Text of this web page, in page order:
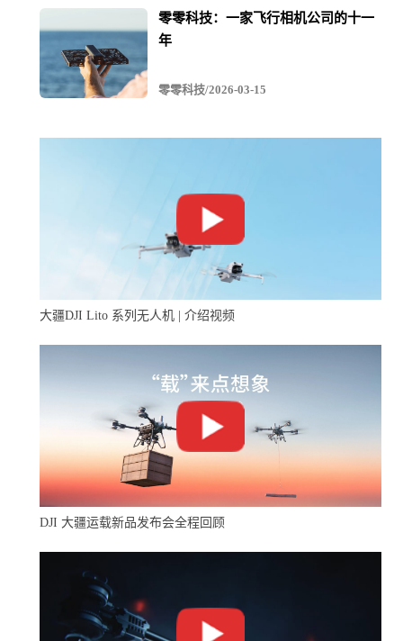
7. **可升级性**
可升级性在最大化投资回报方面起着关键作用。这包括提
我们在评估无人机制造商时，考虑了其产品的多功能性和
适应性。无人机设计必须能够无缝导航不同环境并适应不
要求定制无人机。
知名无人机公司提供用户友好的平台，用于无人机的平稳
控制和管理。软件设计简单易用，使飞行员能够轻松控制
无人机并收集有价值的数据。移动应用程序还允许客户从
远程位置监控无人机。
顶级无人机制造商生产模块化无人机，使操作员能够轻松
更换零件和添加配件。这使得升级无人机或为特定任务定
制无人机变得更加容易。
零零科技：一家飞行相机公司的十一
年
零零科技/2026-03-15
大疆DJI Lito 系列无人机 | 介绍视频
DJI 大疆运载新品发布会全程回顾